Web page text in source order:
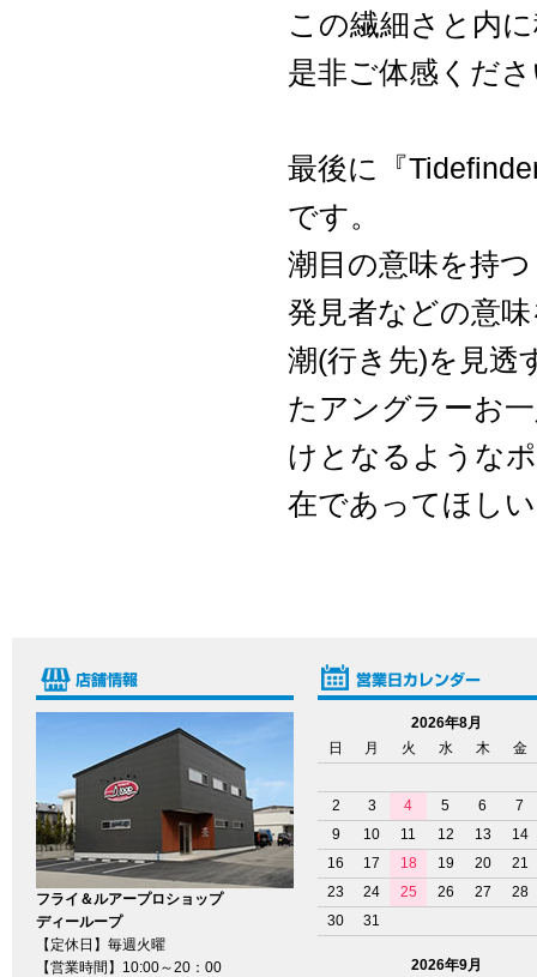
この繊細さと内
是非ご体感くだ
最後に『
です。
潮目の意味を持
発見者などの意
潮(行き先)を見透
たアングラーお
けとなるような
在であってほし
フライ＆ルアープロショップ
ディーループ
【定休日】毎週火曜
【営業時間】10:00～20：00
2026年8月
日
月 火 水 木 金
2 3 4 5 6
7
9
10 11 12 13
14
16
17 18 19 20
21
23
24 25 26 27
28
30
31
2026年9月